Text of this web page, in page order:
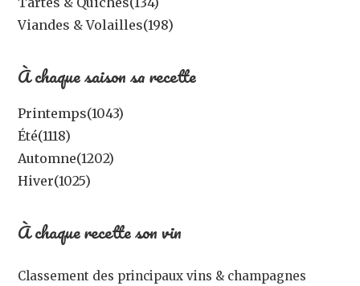
Viandes & Volailles(198)
À chaque saison sa recette
Printemps(1043)
Été(1118)
Automne(1202)
Hiver(1025)
À chaque recette son vin
Classement des principaux vins & champagnes